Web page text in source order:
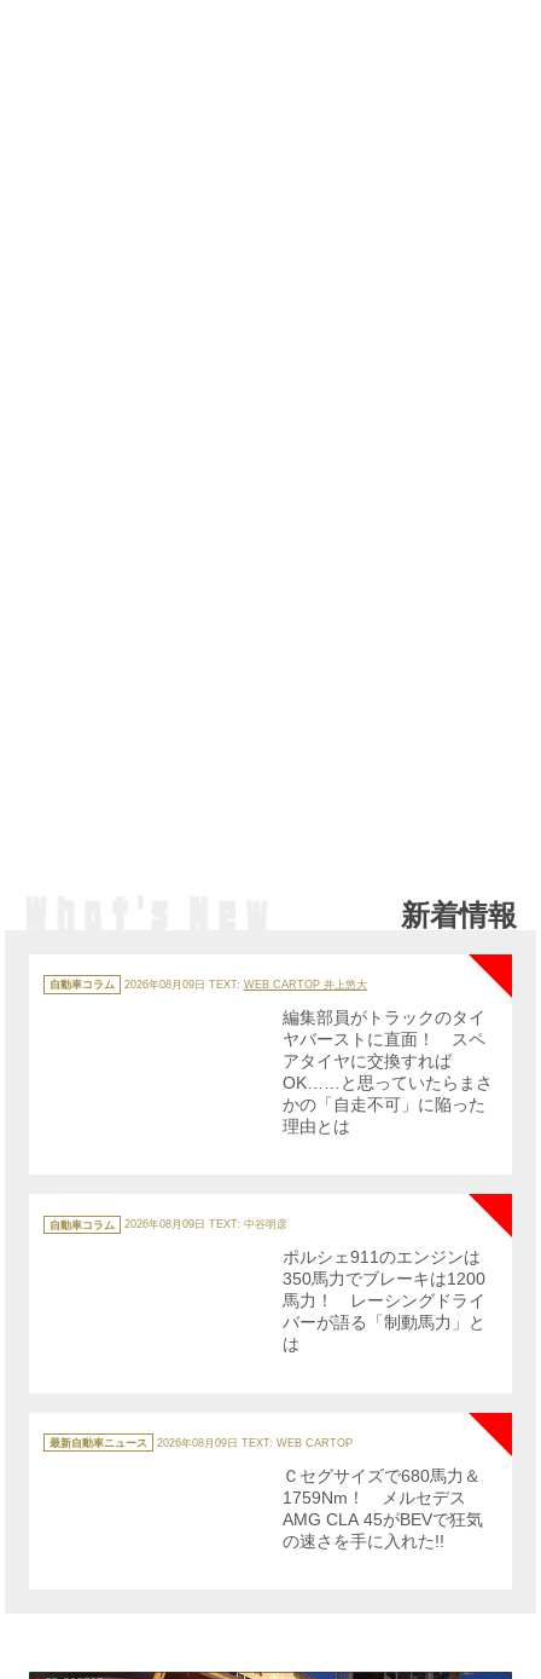
新着情報
カ
テ
ゴ
自動車コラム 2026年08月09日 TEXT: WEB CARTOP 井上悠大
NEW
編集部員がトラックのタイ
ヤバーストに直面！ スペ
アタイヤに交換すれば
OK……と思っていたらまさ
かの「自走不可」に陥った
理由とは
テ
ゴ
自動車コラム 2026年08月09日 TEXT: 中谷明彦
ポルシェ911のエンジンは
350馬力でブレーキは1200
馬力！ レーシングドライ
バーが語る「制動馬力」と
は
テ
ゴ
最新自動車ニュース 2026年08月09日 TEXT: WEB CARTOP
Ｃセグサイズで680馬力＆
1759Nm！ メルセデス
AMG CLA 45がBEVで狂気
の速さを手に入れた!!